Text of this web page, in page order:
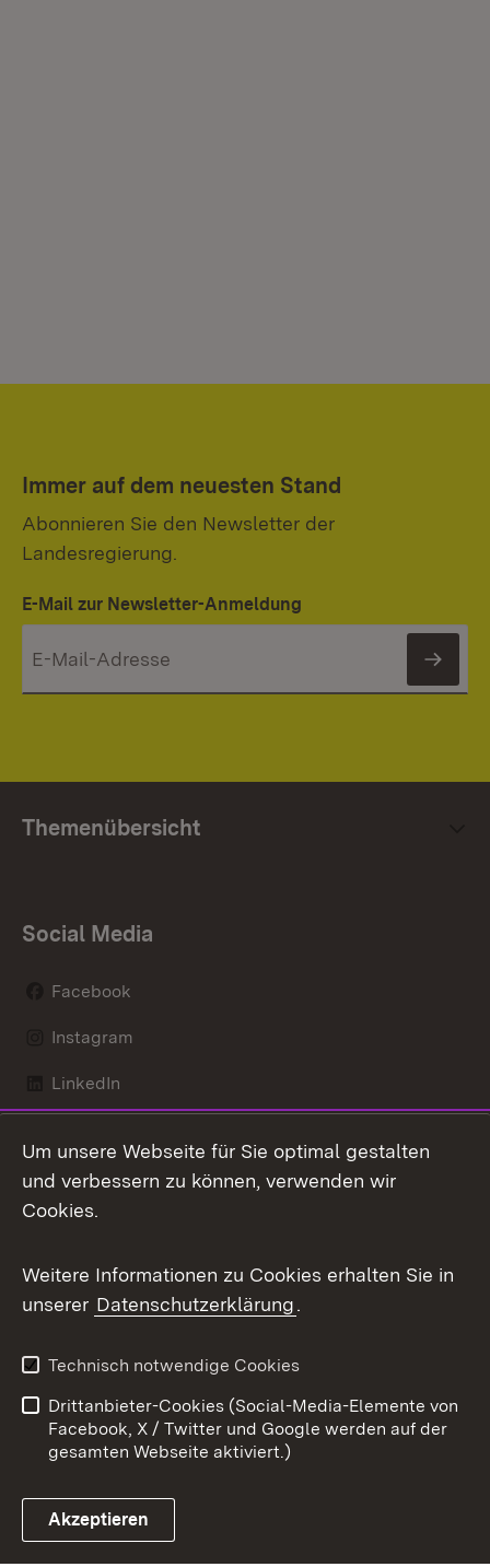
Immer auf dem neuesten Stand
Abonnieren Sie den Newsletter der
Landesregierung.
E-Mail zur Newsletter-Anmeldung
Themenübersicht
Social Media
Facebook
Instagram
LinkedIn
X / Twitter
Youtube
Link zum Landesportal
Kontakt
Datenschutz
Barrierefreiheit
Impressum
Cookies
Um unsere Webseite für Sie optimal gestalten
und verbessern zu können, verwenden wir
Cookies.
Weitere Informationen zu Cookies erhalten Sie in
unserer Datenschutzerklärung.
Technisch notwendige Cookies
Drittanbieter-Cookies (Social-Media-Elemente von
Facebook, X / Twitter und Google werden auf der
gesamten Webseite aktiviert.)
Akzeptieren